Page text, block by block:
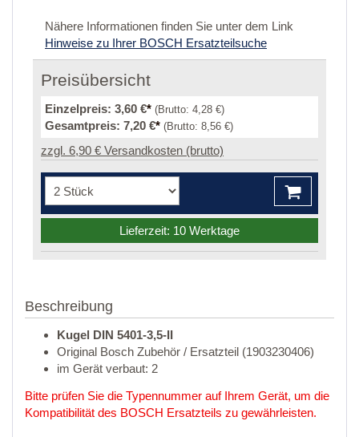
Nähere Informationen finden Sie unter dem Link
Hinweise zu Ihrer BOSCH Ersatzteilsuche
Preisübersicht
Einzelpreis: 3,60 €* (Brutto: 4,28 €)
Gesamtpreis: 7,20 €* (Brutto: 8,56 €)
zzgl. 6,90 € Versandkosten (brutto)
Lieferzeit: 10 Werktage
Beschreibung
Kugel DIN 5401-3,5-II
Original Bosch Zubehör / Ersatzteil (1903230406)
im Gerät verbaut: 2
Bitte prüfen Sie die Typennummer auf Ihrem Gerät, um die
Kompatibilität des BOSCH Ersatzteils zu gewährleisten.